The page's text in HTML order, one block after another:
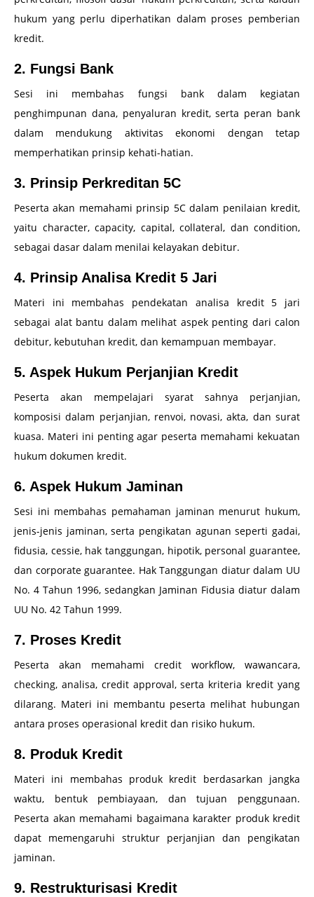
hukum yang perlu diperhatikan dalam proses pemberian
kredit.
2. Fungsi Bank
Sesi ini membahas fungsi bank dalam kegiatan
penghimpunan dana, penyaluran kredit, serta peran bank
dalam mendukung aktivitas ekonomi dengan tetap
memperhatikan prinsip kehati-hatian.
3. Prinsip Perkreditan 5C
Peserta akan memahami prinsip 5C dalam penilaian kredit,
yaitu character, capacity, capital, collateral, dan condition,
sebagai dasar dalam menilai kelayakan debitur.
4. Prinsip Analisa Kredit 5 Jari
Materi ini membahas pendekatan analisa kredit 5 jari
sebagai alat bantu dalam melihat aspek penting dari calon
debitur, kebutuhan kredit, dan kemampuan membayar.
5. Aspek Hukum Perjanjian Kredit
Peserta akan mempelajari syarat sahnya perjanjian,
komposisi dalam perjanjian, renvoi, novasi, akta, dan surat
kuasa. Materi ini penting agar peserta memahami kekuatan
hukum dokumen kredit.
6. Aspek Hukum Jaminan
Sesi ini membahas pemahaman jaminan menurut hukum,
jenis-jenis jaminan, serta pengikatan agunan seperti gadai,
fidusia, cessie, hak tanggungan, hipotik, personal guarantee,
dan corporate guarantee. Hak Tanggungan diatur dalam UU
No. 4 Tahun 1996, sedangkan Jaminan Fidusia diatur dalam
UU No. 42 Tahun 1999.
7. Proses Kredit
Peserta akan memahami credit workflow, wawancara,
checking, analisa, credit approval, serta kriteria kredit yang
dilarang. Materi ini membantu peserta melihat hubungan
antara proses operasional kredit dan risiko hukum.
8. Produk Kredit
Materi ini membahas produk kredit berdasarkan jangka
waktu, bentuk pembiayaan, dan tujuan penggunaan.
Peserta akan memahami bagaimana karakter produk kredit
dapat memengaruhi struktur perjanjian dan pengikatan
jaminan.
9. Restrukturisasi Kredit